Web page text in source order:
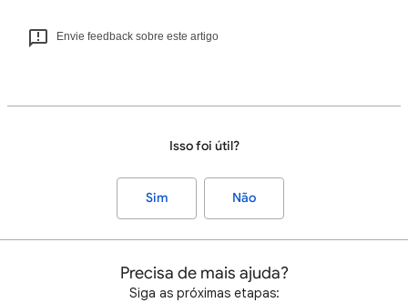
Envie feedback sobre este artigo
Isso foi útil?
Sim Não
Precisa de mais ajuda?
Siga as próximas etapas: